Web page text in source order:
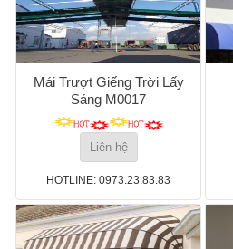
Mái Trượt Giếng Trời Lấy
Sáng M0017
Liên hệ
HOTLINE: 0973.23.83.83